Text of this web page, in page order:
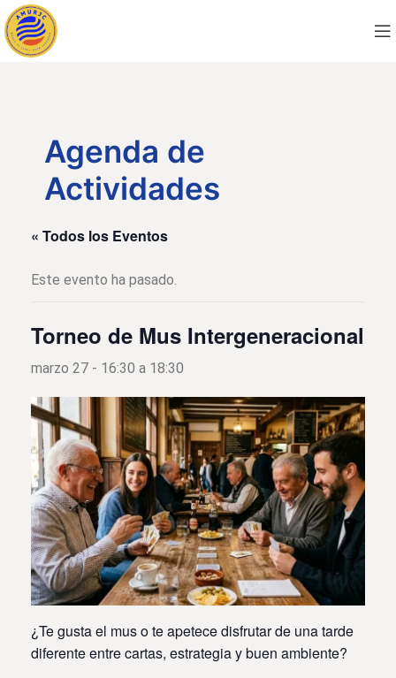
Agenda de
Actividades
« Todos los Eventos
Este evento ha pasado.
Torneo de Mus Intergeneracional
marzo 27 - 16:30 a 18:30
¿Te gusta el mus o te apetece disfrutar de una tarde
diferente entre cartas, estrategia y buen ambiente?